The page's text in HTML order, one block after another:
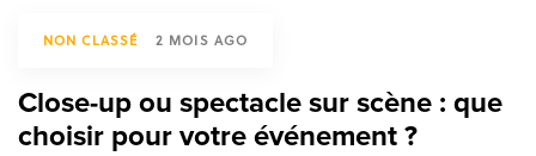
NON CLASSÉ 2 MOIS AGO
Close-up ou spectacle sur scène : que
choisir pour votre événement ?